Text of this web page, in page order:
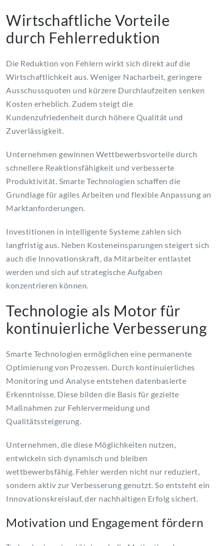
Wirtschaftliche Vorteile
durch Fehlerreduktion
Die Reduktion von Fehlern wirkt sich direkt auf die
Wirtschaftlichkeit aus. Weniger Nacharbeit, geringere
Ausschussquoten und kürzere Durchlaufzeiten senken
Kosten erheblich. Zudem steigt die
Kundenzufriedenheit durch höhere Qualität und
Zuverlässigkeit.
Unternehmen gewinnen Wettbewerbsvorteile durch
schnellere Reaktionsfähigkeit und verbesserte
Produktivität. Smarte Technologien schaffen die
Grundlage für agiles Arbeiten und flexible Anpassung an
Marktanforderungen.
Investitionen in intelligente Systeme zahlen sich
langfristig aus. Neben Kosteneinsparungen steigert sich
auch die Innovationskraft, da Mitarbeiter entlastet
werden und sich auf strategische Aufgaben
konzentrieren können.
Technologie als Motor für
kontinuierliche Verbesserung
Smarte Technologien ermöglichen eine permanente
Optimierung von Prozessen. Durch kontinuierliches
Monitoring und Analyse entstehen datenbasierte
Erkenntnisse. Diese bilden die Basis für gezielte
Maßnahmen zur Fehlervermeidung und
Qualitätssteigerung.
Unternehmen, die diese Möglichkeiten nutzen,
entwickeln sich dynamisch und bleiben
wettbewerbsfähig. Fehler werden nicht nur reduziert,
sondern aktiv zur Verbesserung genutzt. So entsteht ein
Innovationskreislauf, der nachhaltigen Erfolg sichert.
Motivation und Engagement fördern